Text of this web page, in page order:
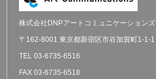
株式会社DNPアートコミュニケーションズ
〒162-8001 東京都新宿区市谷加賀町1-1-1
TEL 03-6735-6516
FAX 03-6735-6518